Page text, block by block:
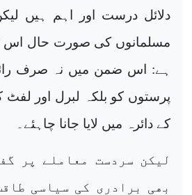
دلائل درست اور اہم ہیں
مسلمانوں کی صورت حال اس
ہے: اس ضمن میں نہ صرف
پرستوں کو بلکہ لبرل اور
کے دائرہ میں لایا جانا چاہئے۔
لیکن سردست معاملے پر
بھی برادری کی سیاسی